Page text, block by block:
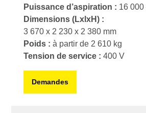
Puissance d’aspiration : 16 000
Dimensions (LxlxH) :
3 670 x 2 230 x 2 380 mm
Poids : à partir de 2 610 kg
Tension de service : 400 V
Demandes